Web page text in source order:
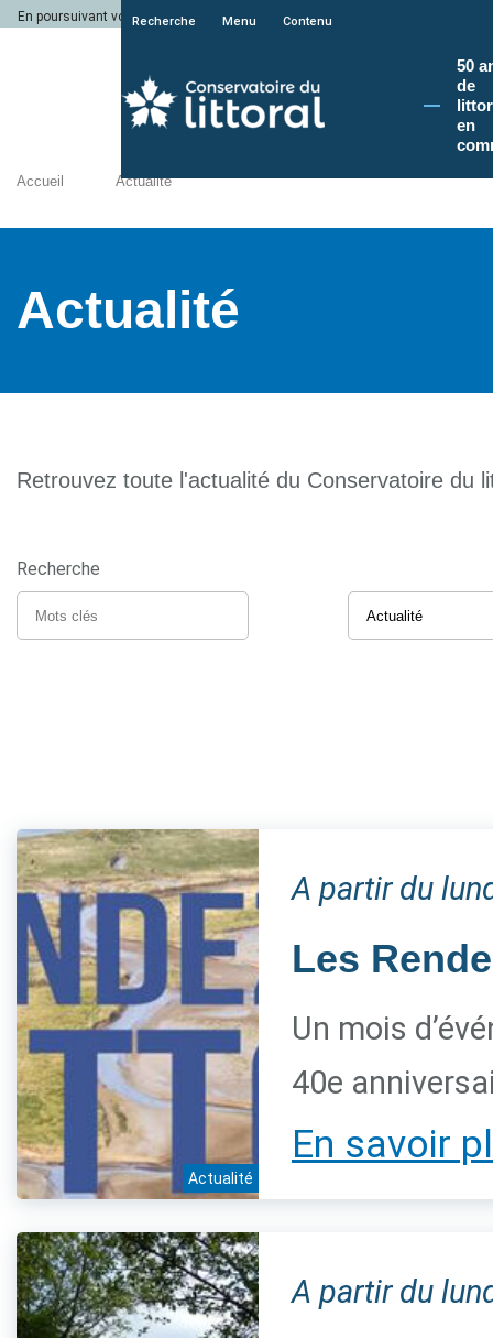
En poursuivant votre navigation sur le site du Conservatoire du littoral, vous
Recherche Menu Contenu
50
de
en
Accueil Actualité
Actualité
Retrouvez toute l'actualité du Conservatoire du
Recherche
Actualité
A partir du
Les
Un mois
40e
En savoir
A partir du